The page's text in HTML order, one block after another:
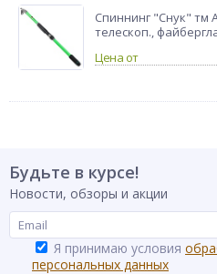
Бренд
Спиннинг "Снук" тм
телескоп.,
Будьте в курсе!
Новости, обзоры и акции
Я принимаю условия
персональных данных